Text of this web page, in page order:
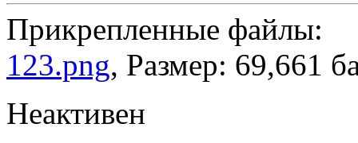
Прикрепленные файлы:
123.png, Размер: 69,661
Неактивен